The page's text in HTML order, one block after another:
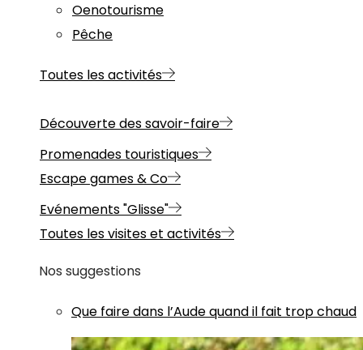
Oenotourisme
Pêche
Toutes les activités
Découverte des savoir-faire
Promenades touristiques
Escape games & Co
Evénements "Glisse"
Toutes les visites et activités
Nos suggestions
Que faire dans l’Aude quand il fait trop chaud